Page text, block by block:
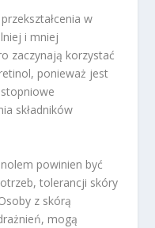
w
i mniej
zaczynają korzystać
ponieważ jest
składników
powinien być
tolerancji skóry
z skórą
mogą